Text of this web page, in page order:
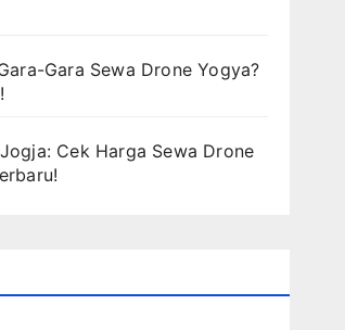
Gara Sewa Drone Yogya?
Cek Harga Sewa Drone